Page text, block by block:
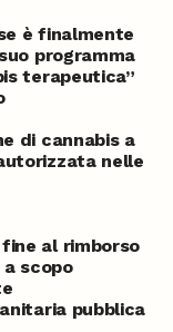
è finalmente
programma
terapeutica”
di cannabis a
nelle
al rimborso
scopo
pubblica